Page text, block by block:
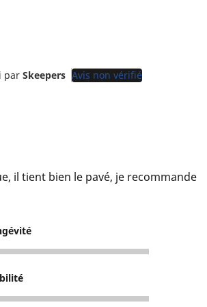
par Skeepers Avis non vérifié
il tient bien le pavé, je recommande